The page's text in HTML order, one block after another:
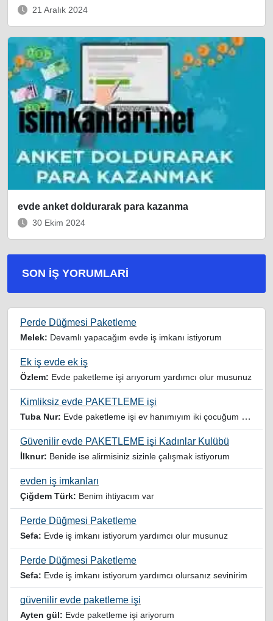
21 Aralık 2024
evde anket doldurarak para kazanma
30 Ekim 2024
SON İŞ YORUMLARI
Perde Düğmesi Paketleme
Melek: Devamlı yapacağım evde iş imkanı istiyorum
Ek iş evde ek iş
Özlem: Evde paketleme işi arıyorum yardımcı olur musunuz
Kimliksiz evde PAKETLEME işi
Tuba Nur: Evde paketleme işi ev hanımıyım iki çocuğum var yardımcı olursanız sevinirim
Güvenilir evde PAKETLEME işi Kadınlar Kulübü
İlknur: Benide ise alirmisiniz sizinle çalışmak istiyorum
evden iş imkanları
Çiğdem Türk: Benim ihtiyacım var
Perde Düğmesi Paketleme
Sefa: Evde iş imkanı istiyorum yardımcı olur musunuz
Perde Düğmesi Paketleme
Sefa: Evde iş imkanı istiyorum yardımcı olursanız sevinirim
güvenilir evde paketleme işi
Ayten gül: Evde paketleme işi ariyorum